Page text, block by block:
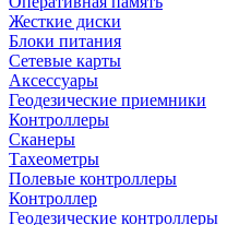
Жесткие диски
Блоки питания
Сетевые карты
Аксессуары
Геодезические приемники
Контроллеры
Сканеры
Тахеометры
Полевые контроллеры
Контроллер
Геодезические контроллеры